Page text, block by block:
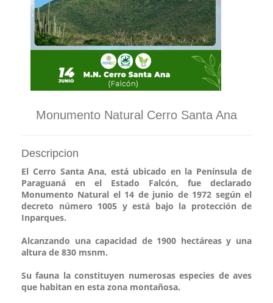
Monumento Natural Cerro Santa Ana
Descripcion
El Cerro Santa Ana, está ubicado en la Península de
Paraguaná en el Estado Falcón, fue declarado
Monumento Natural el 14 de junio de 1972 según el
decreto número 1005 y está bajo la protección de
Inparques.
Alcanzando una capacidad de 1900 hectáreas y una
altura de 830 msnm.
Su fauna la constituyen numerosas especies de aves
que habitan en esta zona montañosa.